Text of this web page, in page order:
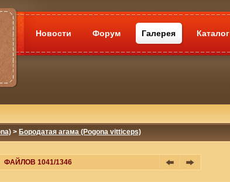
Новости Форум Галерея Каталог
> Бородатая агама (Pogona vitticeps)
ФАЙЛОВ 1041/1346